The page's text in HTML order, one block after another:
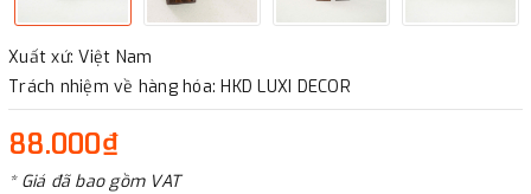
Xuất xứ: Việt Nam
Trách nhiệm về hàng hóa: HKD LUXI DECOR
88.000₫
* Giá đã bao gồm VAT